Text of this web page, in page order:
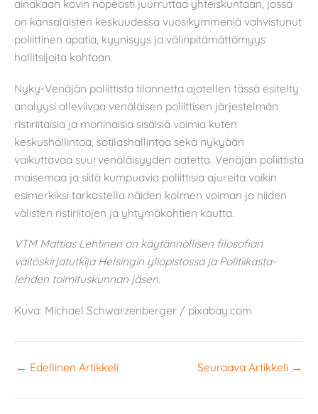
ainakaan kovin nopeasti juurruttaa yhteiskuntaan, jossa
on kansalaisten keskuudessa vuosikymmeniä vahvistunut
poliittinen apatia, kyynisyys ja välinpitämättömyys
hallitsijoita kohtaan.
Nyky-Venäjän poliittista tilannetta ajatellen tässä esitelty
analyysi alleviivaa venäläisen poliittisen järjestelmän
ristiriitaisia ja moninaisia sisäisiä voimia kuten
keskushallintoa, sotilashallintoa sekä nykyään
vaikuttavaa suurvenäläisyyden aatetta. Venäjän poliittista
maisemaa ja siitä kumpuavia poliittisia ajureita voikin
esimerkiksi tarkastella näiden kolmen voiman ja niiden
välisten ristiriitojen ja yhtymäkohtien kautta.
VTM Mattias Lehtinen on käytännöllisen filosofian
väitöskirjatutkija Helsingin yliopistossa ja Politiikasta-
lehden toimituskunnan jäsen.
Kuva: Michael Schwarzenberger / pixabay.com
← Edellinen Artikkeli Seuraava Artikkeli →